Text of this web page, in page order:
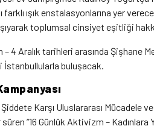
farklı ışık enstalasyonlarına yer
toplumsal cinsiyet eşitliği
– 4 Aralık tarihleri arasında Şişhane
buluşacak.
Karşı Uluslararası Mücadele
süren “16 Günlük Aktivizm –